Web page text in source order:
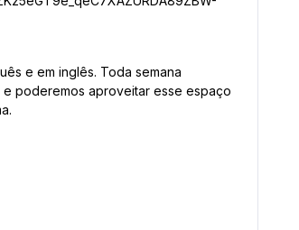
e em inglês. Toda semana
poderemos aproveitar esse espaço